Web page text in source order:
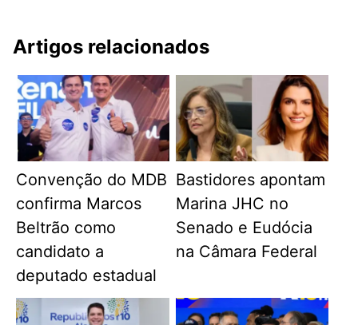
Artigos relacionados
Convenção do MDB
confirma Marcos
Beltrão como
candidato a
deputado estadual
Bastidores apontam
Marina JHC no
Senado e Eudócia
na Câmara Federal